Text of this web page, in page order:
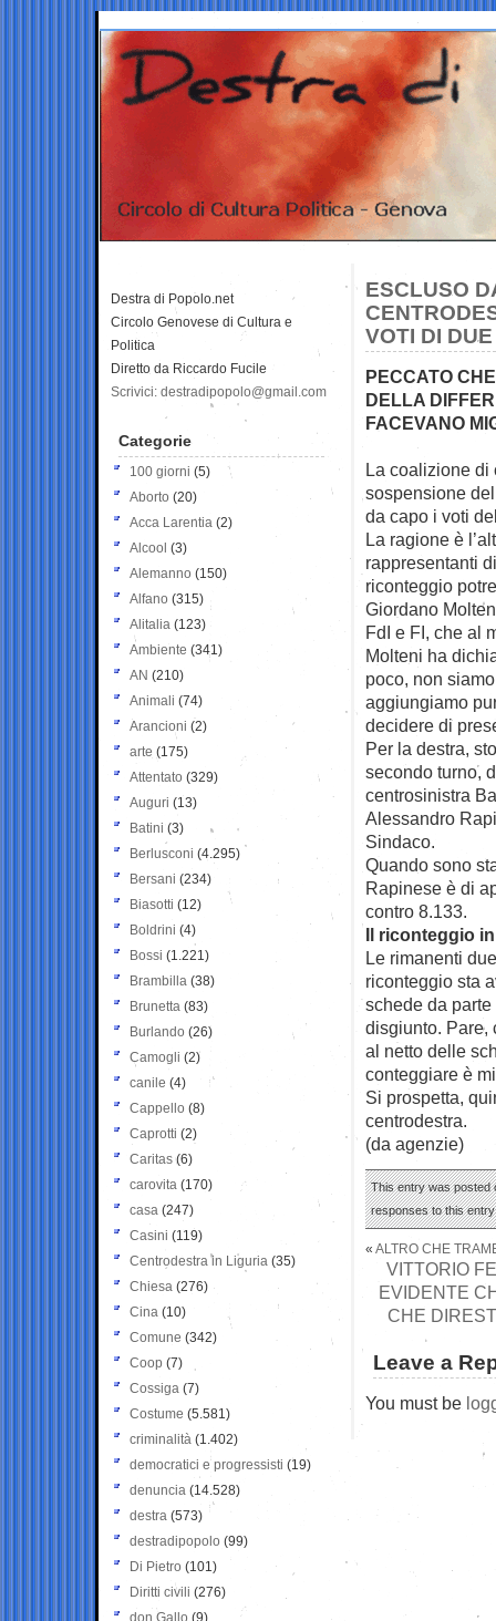
ESCLUSO
VOTI DI
PECCATO
DELLA
FACEVANO
La coalizione di
sospensione
da capo i voti
La ragione è
rappresentanti
riconteggio
Giordano
FdI e FI, che al
Molteni ha
poco, non
aggiungiamo
decidere di
Per la destra,
secondo turno,
centrosinistra
Alessandro
Sindaco.
Quando sono
Rapinese è di
contro 8.133.
Il riconteggio
Le rimanenti
riconteggio sta
schede da
disgiunto. Pare,
al netto delle
conteggiare è
Si prospetta,
centrodestra.
(da agenzie)
This entry was posted
responses to this
« ALTRO CHE
VITTORIO
EVIDENTE
CHE
Leave a
You must be
Destra di Popolo.net
Circolo Genovese di Cultura e
Politica
Diretto da Riccardo Fucile
Scrivici: destradipopolo@gmail.com
Categorie
100 giorni (5)
Aborto (20)
Acca Larentia (2)
Alcool (3)
Alemanno (150)
Alfano (315)
Alitalia (123)
Ambiente (341)
AN (210)
Animali (74)
Arancioni (2)
arte (175)
Attentato (329)
Auguri (13)
Batini (3)
Berlusconi (4.295)
Bersani (234)
Biasotti (12)
Boldrini (4)
Bossi (1.221)
Brambilla (38)
Brunetta (83)
Burlando (26)
Camogli (2)
canile (4)
Cappello (8)
Caprotti (2)
Caritas (6)
carovita (170)
casa (247)
Casini (119)
Centrodestra in Liguria (35)
Chiesa (276)
Cina (10)
Comune (342)
Coop (7)
Cossiga (7)
Costume (5.581)
criminalità (1.402)
democratici e progressisti (19)
denuncia (14.528)
destra (573)
destradipopolo (99)
Di Pietro (101)
Diritti civili (276)
don Gallo (9)